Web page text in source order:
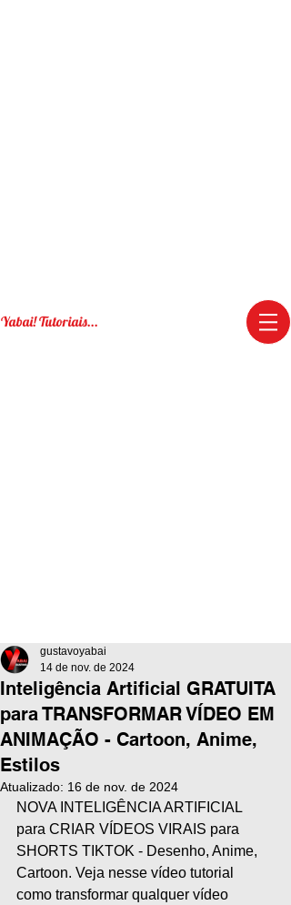
Yabai! Tutoriais...
Inteligência Artificial GRATUITA
para TRANSFORMAR VÍDEO EM
ANIMAÇÃO - Cartoon, Anime,
Estilos
gustavoyabai
14 de nov. de 2024
Atualizado: 16 de nov. de 2024
NOVA INTELIGÊNCIA ARTIFICIAL
para CRIAR VÍDEOS VIRAIS para
SHORTS TIKTOK - Desenho, Anime,
Cartoon. Veja nesse vídeo tutorial
como transformar qualquer vídeo